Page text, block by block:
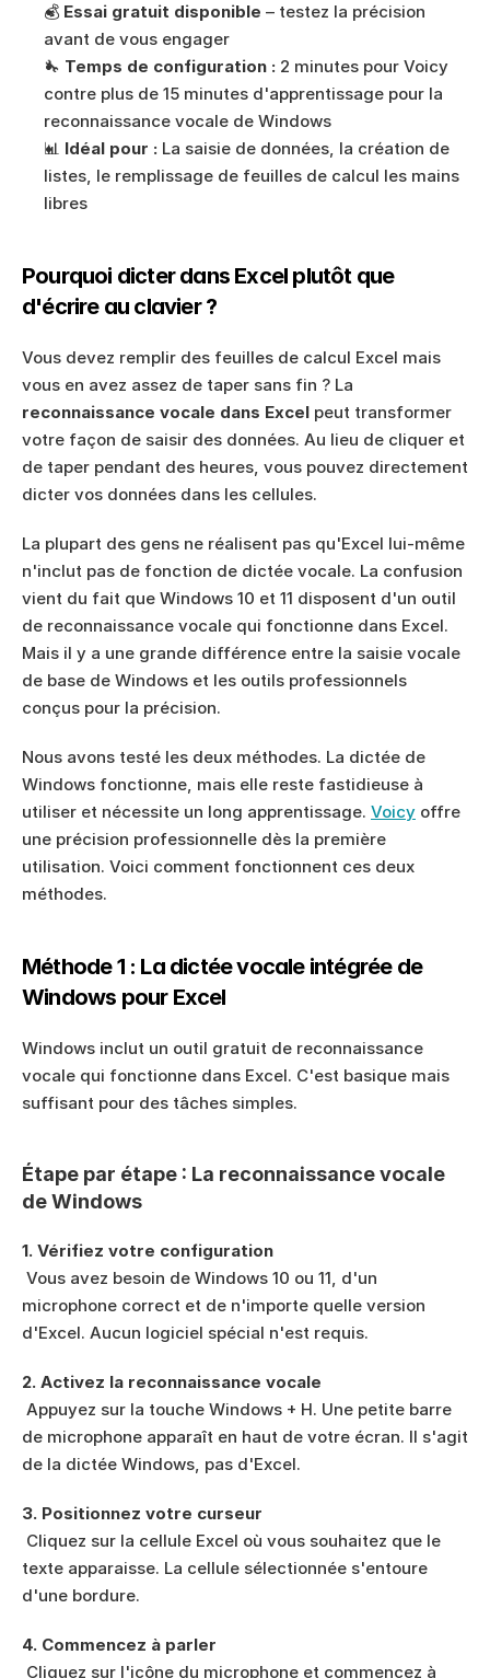
💰 Essai gratuit disponible – testez la précision
avant de vous engager
🔧 Temps de configuration : 2 minutes pour Voicy
contre plus de 15 minutes d'apprentissage pour la
reconnaissance vocale de Windows
📊 Idéal pour : La saisie de données, la création de
listes, le remplissage de feuilles de calcul les mains
libres
Pourquoi dicter dans Excel plutôt que
d'écrire au clavier ?
Vous devez remplir des feuilles de calcul Excel mais
reconnaissance vocale dans Excel peut transformer
votre façon de saisir des données. Au lieu de cliquer et
de taper pendant des heures, vous pouvez directement
dicter vos données dans les cellules.
La plupart des gens ne réalisent pas qu'Excel lui-même
n'inclut pas de fonction de dictée vocale. La confusion
vient du fait que Windows 10 et 11 disposent d'un outil
de reconnaissance vocale qui fonctionne dans Excel.
Mais il y a une grande différence entre la saisie vocale
de base de Windows et les outils professionnels
conçus pour la précision.
Nous avons testé les deux méthodes. La dictée de
Windows fonctionne, mais elle reste fastidieuse à
utiliser et nécessite un long apprentissage. Voicy offre
une précision professionnelle dès la première
utilisation. Voici comment fonctionnent ces deux
méthodes.
Méthode 1 : La dictée vocale intégrée de
Windows pour Excel
Windows inclut un outil gratuit de reconnaissance
vocale qui fonctionne dans Excel. C'est basique mais
suffisant pour des tâches simples.
Étape par étape : La reconnaissance vocale
de Windows
1. Vérifiez votre configuration
microphone correct et de n'importe quelle version
d'Excel. Aucun logiciel spécial n'est requis.
2. Activez la reconnaissance vocale
de microphone apparaît en haut de votre écran. Il s'agit
de la dictée Windows, pas d'Excel.
3. Positionnez votre curseur
texte apparaisse. La cellule sélectionnée s'entoure
d'une bordure.
4. Commencez à parler